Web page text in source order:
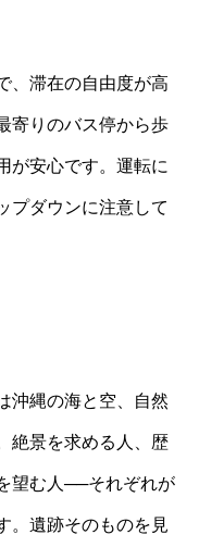
、滞在の自由度が高
寄りのバス停から歩
が安心です。運転に
プダウンに注意して
沖縄の海と空、自然
絶景を求める人、歴
望む人──それぞれが
。遺跡そのものを見